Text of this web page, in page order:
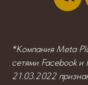
*Компания Meta
сетями Facebook
21.03.2022